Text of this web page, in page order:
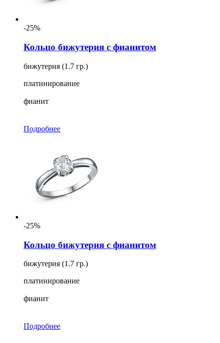
-25%
Кольцо бижутерия с фианитом
бижутерия (1.7 гр.)
платинирование
фианит
Подробнее
-25%
Кольцо бижутерия с фианитом
бижутерия (1.7 гр.)
платинирование
фианит
Подробнее